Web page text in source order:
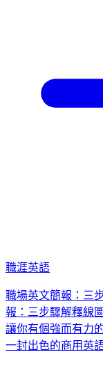
職涯英語
職場英文簡報：三
報：三步驟解釋線
讓你有個強而有力
一封出色的商用英